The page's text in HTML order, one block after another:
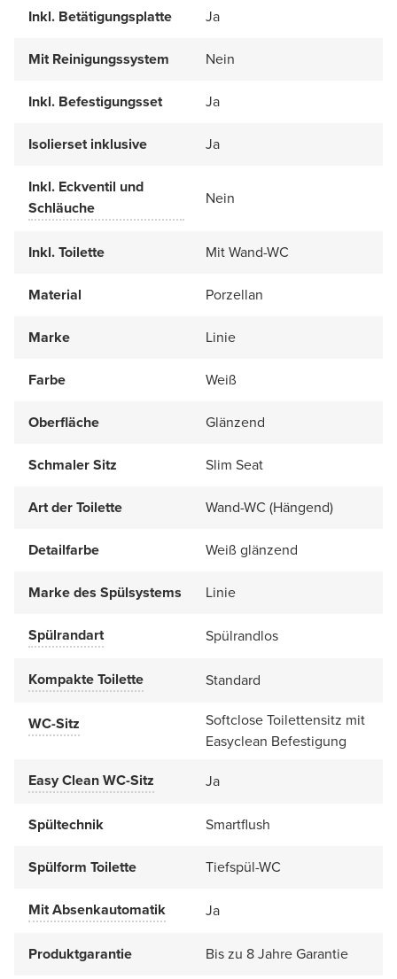
Inkl. Betätigungsplatte Ja
Mit Reinigungssystem Nein
Inkl. Befestigungsset Ja
Isolierset inklusive Ja
Inkl. Eckventil und
Schläuche
Nein
Inkl. Toilette Mit Wand-WC
Material Porzellan
Marke Linie
Farbe Weiß
Oberfläche Glänzend
Schmaler Sitz Slim Seat
Art der Toilette Wand-WC (Hängend)
Detailfarbe Weiß glänzend
Marke des Spülsystems Linie
Spülrandart Spülrandlos
Kompakte Toilette Standard
WC-Sitz
Softclose Toilettensitz mit
Easyclean Befestigung
Easy Clean WC-Sitz
Ja
Spültechnik Smartflush
Spülform Toilette Tiefspül-WC
Mit Absenkautomatik Ja
Produktgarantie Bis zu 8 Jahre Garantie